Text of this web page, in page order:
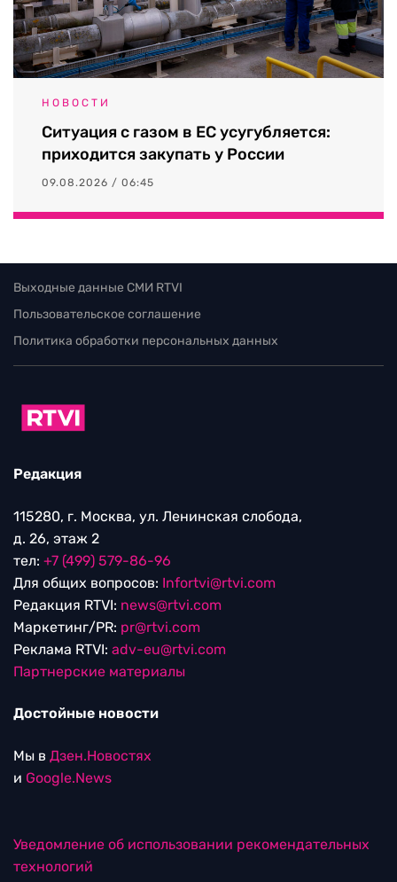
НОВОСТИ
Ситуация с газом в ЕС усугубляется:
приходится закупать у России
09.08.2026 / 06:45
Выходные данные СМИ RTVI
Пользовательское соглашение
Политика обработки персональных данных
Редакция
115280, г. Москва, ул. Ленинская слобода,
д. 26, этаж 2
тел: +7 (499) 579-86-96
Для общих вопросов: Infortvi@rtvi.com
Редакция RTVI: news@rtvi.com
Маркетинг/PR: pr@rtvi.com
Реклама RTVI: adv-eu@rtvi.com
Партнерские материалы
Достойные новости
Мы в Дзен.Новостях
и Google.News
Уведомление об использовании рекомендательных
технологий